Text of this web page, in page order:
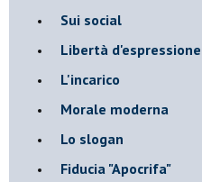
Sui social
Libertà d'espressione
L'incarico
Morale moderna
Lo slogan
Fiducia "Apocrifa"